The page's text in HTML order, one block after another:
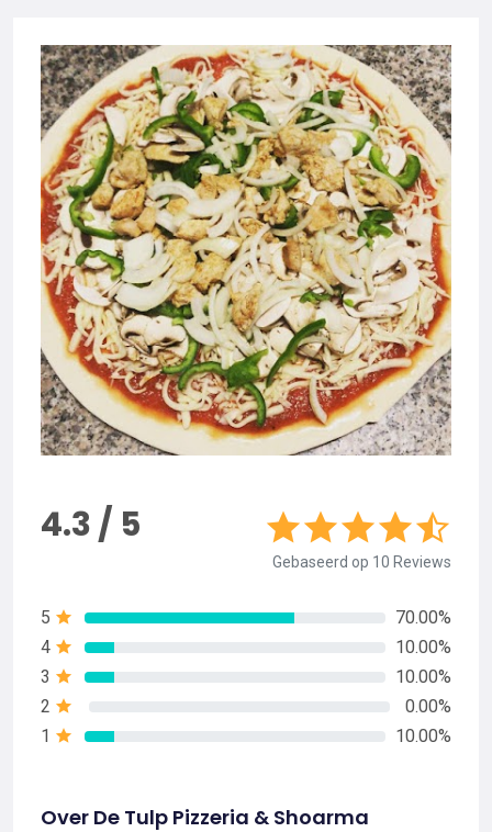
4.3 / 5
Gebaseerd op 10 Reviews
5
70.00%
4
10.00%
3
10.00%
2
0.00%
1
10.00%
Over De Tulp Pizzeria & Shoarma